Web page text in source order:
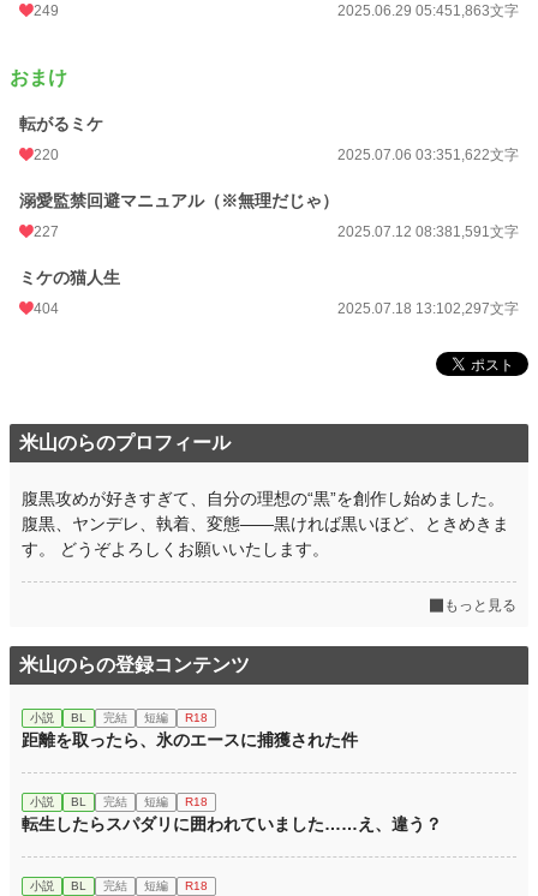
249 2025.06.29 05:451,863文字
おまけ
転がるミケ
220 2025.07.06 03:351,622文字
溺愛監禁回避マニュアル（※無理だじゃ）
227 2025.07.12 08:381,591文字
ミケの猫人生
404 2025.07.18 13:102,297文字
米山のらのプロフィール
腹黒攻めが好きすぎて、自分の理想の“黒”を創作し始めました。
腹黒、ヤンデレ、執着、変態――黒ければ黒いほど、ときめきま
す。 どうぞよろしくお願いいたします。
もっと見る
米山のらの登録コンテンツ
小説 BL 完結 短編 R18
距離を取ったら、氷のエースに捕獲された件
小説 BL 完結 短編 R18
転生したらスパダリに囲われていました……え、違う？
小説 BL 完結 短編 R18